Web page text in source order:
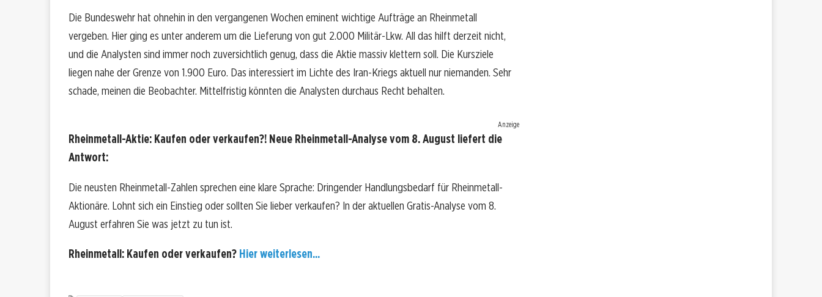
Die Bundeswehr hat ohnehin in den vergangenen Wochen eminent wichtige Aufträge an Rheinmetall
vergeben. Hier ging es unter anderem um die Lieferung von gut 2.000 Militär-Lkw. All das hilft derzeit nicht,
und die Analysten sind immer noch zuversichtlich genug, dass die Aktie massiv klettern soll. Die Kursziele
liegen nahe der Grenze von 1.900 Euro. Das interessiert im Lichte des Iran-Kriegs aktuell nur niemanden. Sehr
schade, meinen die Beobachter. Mittelfristig könnten die Analysten durchaus Recht behalten.
Anzeige
Rheinmetall-Aktie: Kaufen oder verkaufen?! Neue Rheinmetall-Analyse vom 8. August liefert die
Antwort:
Die neusten Rheinmetall-Zahlen sprechen eine klare Sprache: Dringender Handlungsbedarf für Rheinmetall-
Aktionäre. Lohnt sich ein Einstieg oder sollten Sie lieber verkaufen? In der aktuellen Gratis-Analyse vom 8.
August erfahren Sie was jetzt zu tun ist.
Rheinmetall: Kaufen oder verkaufen? Hier weiterlesen...